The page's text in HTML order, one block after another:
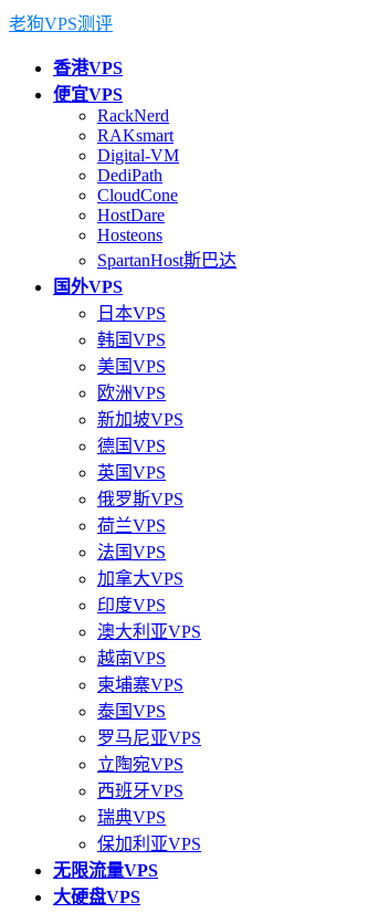
老狗VPS测评
香港VPS
便宜VPS
RackNerd
RAKsmart
Digital-VM
DediPath
CloudCone
HostDare
Hosteons
SpartanHost斯巴达
国外VPS
日本VPS
韩国VPS
美国VPS
欧洲VPS
新加坡VPS
德国VPS
英国VPS
俄罗斯VPS
荷兰VPS
法国VPS
加拿大VPS
印度VPS
澳大利亚VPS
越南VPS
柬埔寨VPS
泰国VPS
罗马尼亚VPS
立陶宛VPS
西班牙VPS
瑞典VPS
保加利亚VPS
无限流量VPS
大硬盘VPS